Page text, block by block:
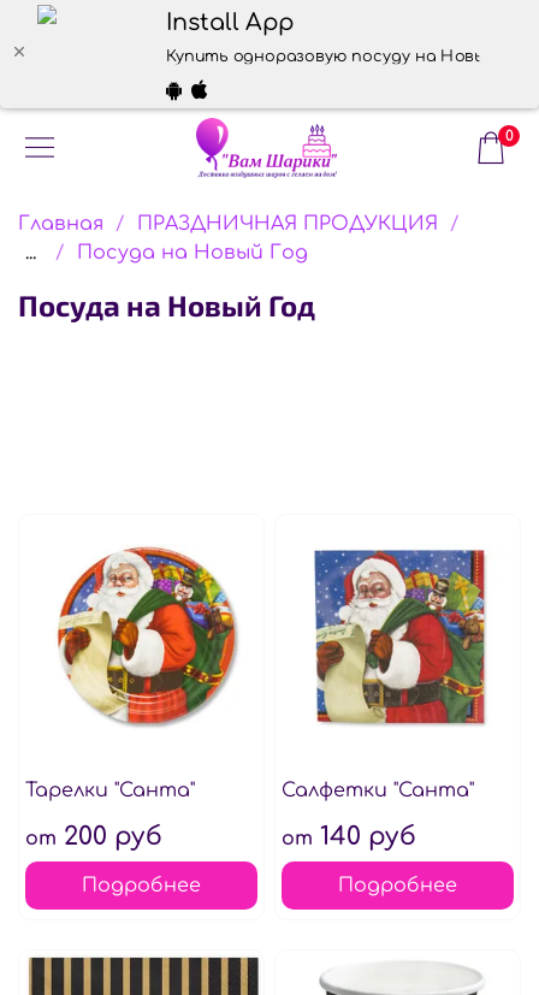
Install App
Купить одноразовую посуду на Новый Год
0
Главная
ПРАЗДНИЧНАЯ ПРОДУКЦИЯ
...
Посуда на Новый Год
Посуда на Новый Год
Тарелки "Санта"
от 200 руб
Подробнее
Салфетки "Санта"
от 140 руб
Подробнее